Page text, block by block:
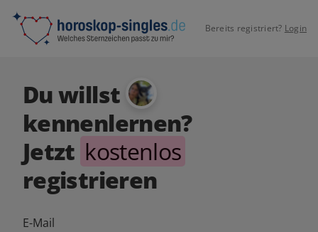
Bereits registriert? Login
Du willst
kennenlernen?
Jetzt kostenlos
registrieren
E-Mail